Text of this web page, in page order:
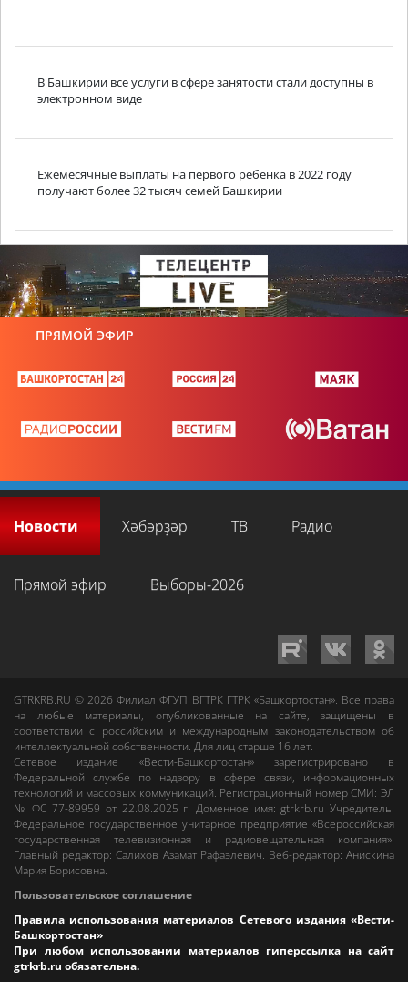
В Башкирии все услуги в сфере занятости стали доступны в
электронном виде
Ежемесячные выплаты на первого ребенка в 2022 году
получают более 32 тысяч семей Башкирии
ПРЯМОЙ ЭФИР
Новости Хәбәрҙәр ТВ Радио
Прямой эфир Выборы-2026
GTRKRB.RU © 2026Филиал ФГУП ВГТРК ГТРК «Башкортостан». Все права
на любые материалы, опубликованные на сайте, защищены в
соответствии с российским и международным законодательством об
интеллектуальной собственности. Для лиц старше 16 лет.
Сетевое издание «Вести-Башкортостан»зарегистрировано в
Федеральной службе по надзору в сфере связи, информационных
технологий и массовых коммуникаций. Регистрационный номер СМИ: ЭЛ
№ ФС 77-89959 от 22.08.2025 г. Доменное имя:gtrkrb.ru Учредитель:
Федеральное государственное унитарное предприятие «Всероссийская
государственная телевизионная и радиовещательная компания».
Главный редактор:Салихов Азамат Рафаэлевич. Веб-редактор:Анискина
Мария Борисовна.
Пользовательское соглашение
Правила использования материалов Сетевого издания «Вести-
Башкортостан»
При любом использовании материалов гиперссылка на сайт
gtrkrb.ru обязательна.